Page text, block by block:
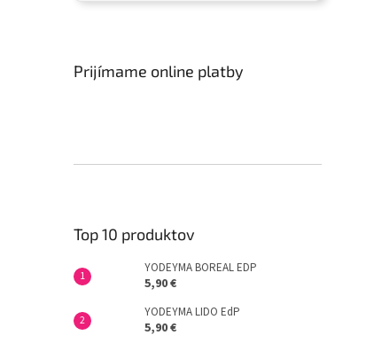
Prijímame online platby
Top 10 produktov
YODEYMA BOREAL EDP
5,90 €
YODEYMA LIDO EdP
5,90 €